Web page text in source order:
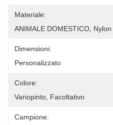
Materiale:
ANIMALE DOMESTICO, Nylon
Dimensioni:
Personalizzato
Colore:
Variopinto, Facoltativo
Campione: